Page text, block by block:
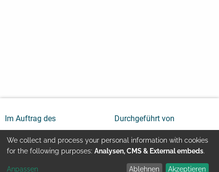
Im Auftrag des Durchgeführt von
Use
We collect and process your personal information with cookies
for the following purposes: Analysen, CMS & External embeds.
Anpassen Ablehnen Akzeptieren